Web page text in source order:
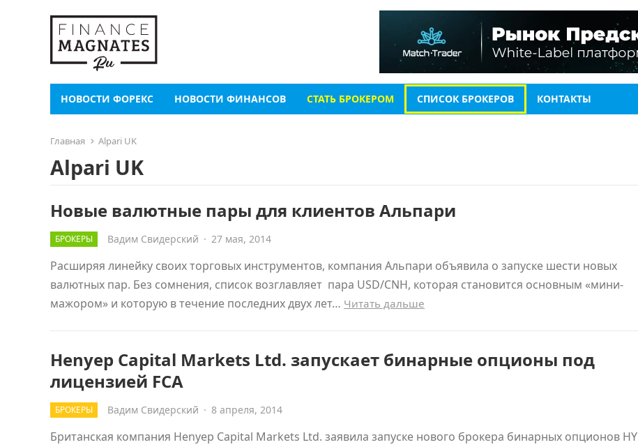
НОВОСТИ ФОРЕКС НОВОСТИ ФИНАНСОВ СТАТЬ БРОКЕРОМ СПИСОК БРОКЕРОВ КОНТАКТЫ
Главная Alpari UK
Alpari UK
Новые валютные пары для клиентов Альпари
БРОКЕРЫ Вадим Свидерский · 27 мая, 2014
Расширяя линейку своих торговых инструментов, компания Альпари объявила о запуске шести новых
валютных пар. Без сомнения, список возглавляет пара USD/CNH, которая становится основным «мини-
мажором» и которую в течение последних двух лет… Читать дальше
Henyep Capital Markets Ltd. запускает бинарные опционы под
лицензией FCA
БРОКЕРЫ Вадим Свидерский · 8 апреля, 2014
Британская компания Henyep Capital Markets Ltd. заявила запуске нового брокера бинарных опционов HY